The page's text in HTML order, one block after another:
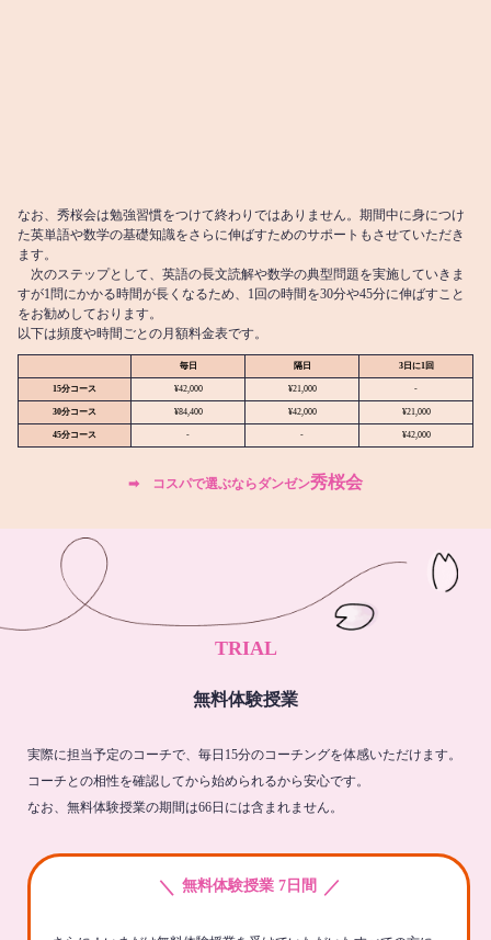
なお、秀桜会は勉強習慣をつけて終わりではありません。期間中に身につけ
た英単語や数学の基礎知識をさらに伸ばすためのサポートもさせていただき
ます。
次のステップとして、英語の長文読解や数学の典型問題を実施していきま
すが1問にかかる時間が長くなるため、1回の時間を30分や45分に伸ばすこと
をお勧めしております。
以下は頻度や時間ごとの月額料金表です。
毎日 隔日 3日に1回
15分コース ¥42,000 ¥21,000 -
30分コース ¥84,400 ¥42,000 ¥21,000
45分コース - - ¥42,000
➡︎ コスパで選ぶならダンゼン秀桜会
TRIAL
無料体験授業
実際に担当予定のコーチで、毎日15分のコーチングを体感いただけます。
コーチとの相性を確認してから始められるから安心です。
なお、無料体験授業の期間は66日には含まれません。
＼ 無料体験授業 7日間 ／